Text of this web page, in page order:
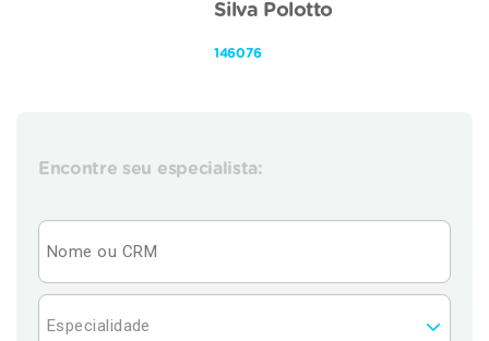
Silva Polotto
146076
Encontre seu especialista: